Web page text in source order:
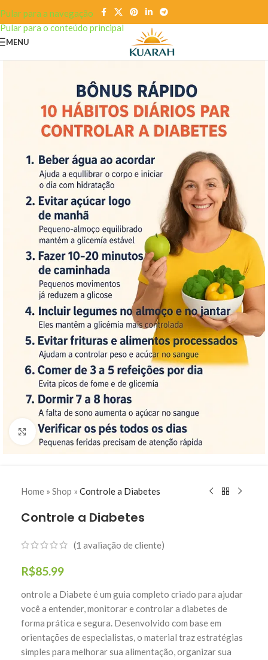
Pular para a navegação
Pular para o conteúdo principal
MENU
Clique para ampliar
Home » Shop » Controle a Diabetes
Controle a Diabetes
(1 avaliação de cliente)
R$85.99
ontrole a Diabete é um guia completo criado para ajudar
você a entender, monitorar e controlar a diabetes de
forma prática e segura. Desenvolvido com base em
orientações de especialistas, o material traz estratégias
simples para melhorar sua alimentação, organizar sua